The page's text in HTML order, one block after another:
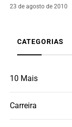
23 de agosto de 2010
CATEGORIAS
10 Mais
Carreira